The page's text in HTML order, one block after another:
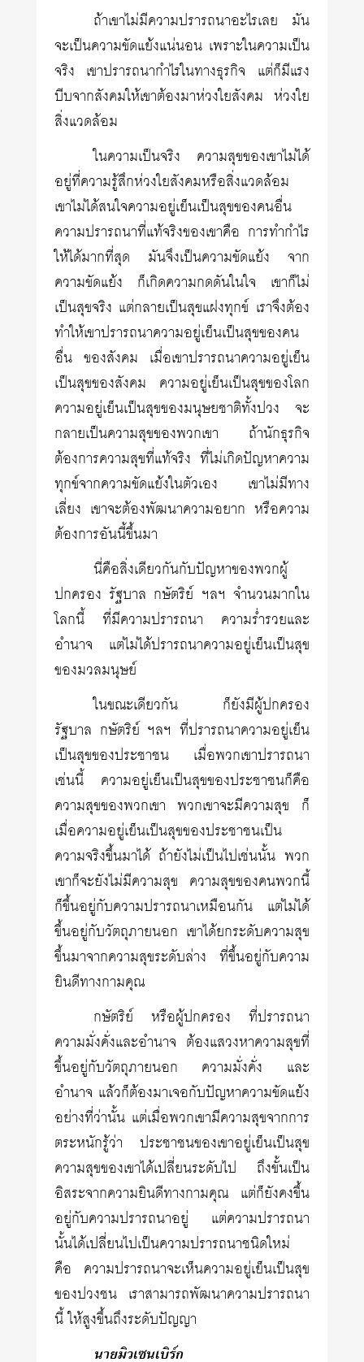
ถ้าเขาไม่มีความปรารถนาอะไรเลย มัน
จะเป็นความขัดแย้งแน่นอน เพราะในความเป็น
จริง เขาปรารถนากำไรในทางธุรกิจ แต่ก็มีแรง
บีบจากสังคมให้เขาต้องมาห่วงใยสังคม ห่วงใย
สิ่งแวดล้อม
ในความเป็นจริง ความสุขของเขาไม่ได้
อยู่ที่ความรู้สึกห่วงใยสังคมหรือสิ่งแวดล้อม
เขาไม่ได้สนใจความอยู่เย็นเป็นสุขของคนอื่น
ความปรารถนาที่แท้จริงของเขาคือ การทำกำไร
ให้ได้มากที่สุด มันจึงเป็นความขัดแย้ง จาก
ความขัดแย้ง ก็เกิดความกดดันในใจ เขาก็ไม่
เป็นสุขจริง แต่กลายเป็นสุขแฝงทุกข์ เราจึงต้อง
ทำให้เขาปรารถนาความอยู่เย็นเป็นสุขของคน
อื่น ของสังคม เมื่อเขาปรารถนาความอยู่เย็น
เป็นสุขของสังคม ความอยู่เย็นเป็นสุขของโลก
ความอยู่เย็นเป็นสุขของมนุษยชาติทั้งปวง จะ
กลายเป็นความสุขของพวกเขา ถ้านักธุรกิจ
ต้องการความสุขที่แท้จริง ที่ไม่เกิดปัญหาความ
ทุกข์จากความขัดแย้งในตัวเอง เขาไม่มีทาง
เลี่ยง เขาจะต้องพัฒนาความอยาก หรือความ
ต้องการอันนี้ขึ้นมา
นี่คือสิ่งเดียวกันกับปัญหาของพวกผู้
ปกครอง รัฐบาล กษัตริย์ ฯลฯ จำนวนมากใน
โลกนี้ ที่มีความปรารถนา ความร่ำรวยและ
อำนาจ แต่ไม่ได้ปรารถนาความอยู่เย็นเป็นสุข
ของมวลมนุษย์
ในขณะเดียวกัน ก็ยังมีผู้ปกครอง
รัฐบาล กษัตริย์ ฯลฯ ที่ปรารถนาความอยู่เย็น
เป็นสุขของประชาชน เมื่อพวกเขาปรารถนา
เช่นนี้ ความอยู่เย็นเป็นสุขของประชาชนก็คือ
ความสุขของพวกเขา พวกเขาจะมีความสุข ก็
เมื่อความอยู่เย็นเป็นสุขของประชาชนเป็น
ความจริงขึ้นมาได้ ถ้ายังไม่เป็นไปเช่นนั้น พวก
เขาก็จะยังไม่มีความสุข ความสุขของคนพวกนี้
ก็ขึ้นอยู่กับความปรารถนาเหมือนกัน แต่ไม่ได้
ขึ้นอยู่กับวัตถุภายนอก เขาได้ยกระดับความสุข
ขึ้นมาจากความสุขระดับล่าง ที่ขึ้นอยู่กับความ
ยินดีทางกามคุณ
กษัตริย์ หรือผู้ปกครอง ที่ปรารถนา
ความมั่งคั่งและอำนาจ ต้องแสวงหาความสุขที่
ขึ้นอยู่กับวัตถุภายนอก ความมั่งคั่ง และ
อำนาจ แล้วก็ต้องมาเจอกับปัญหาความขัดแย้ง
อย่างที่ว่านั้น แต่เมื่อพวกเขามีความสุขจากการ
ตระหนักรู้ว่า ประชาชนของเขาอยู่เย็นเป็นสุข
ความสุขของเขาได้เปลี่ยนระดับไป ถึงขั้นเป็น
อิสระจากความยินดีทางกามคุณ แต่ก็ยังคงขึ้น
อยู่กับความปรารถนาอยู่ แต่ความปรารถนา
นั้นได้เปลี่ยนไปเป็นความปรารถนาชนิดใหม่
คือ ความปรารถนาจะเห็นความอยู่เย็นเป็นสุข
ของปวงชน เราสามารถพัฒนาความปรารถนา
นี้ ให้สูงขึ้นถึงระดับปัญญา
นายมิวเซนเบิร์ก